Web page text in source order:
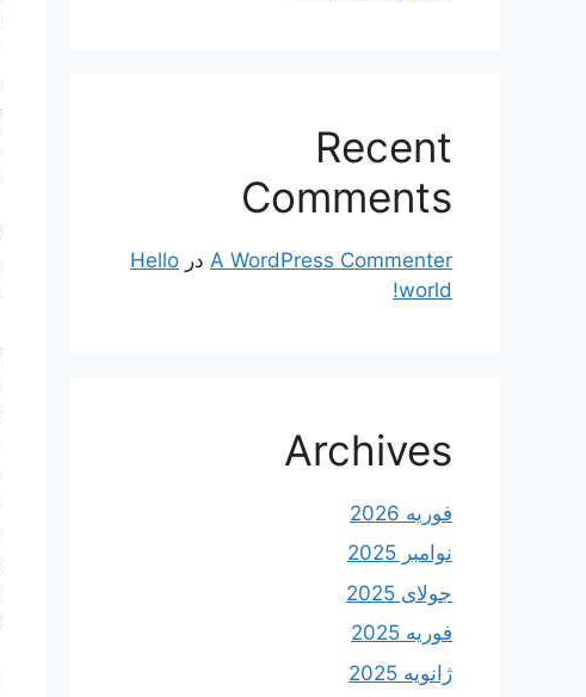
Recent
Comments
A WordPress Commenter در Hello
world!
Archives
فوریه 2026
نوامبر 2025
جولای 2025
فوریه 2025
ژانویه 2025